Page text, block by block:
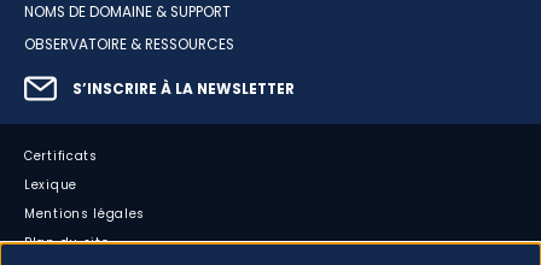
NOMS DE DOMAINE & SUPPORT
OBSERVATOIRE & RESSOURCES
S’INSCRIRE À LA NEWSLETTER
Certificats
Lexique
Mentions légales
Plan du site